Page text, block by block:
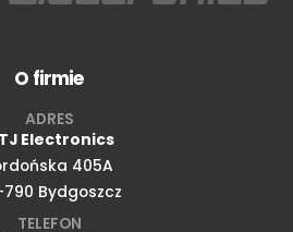
O firmie
ADRES
Electronics
405A
Bydgoszcz
TELEFON